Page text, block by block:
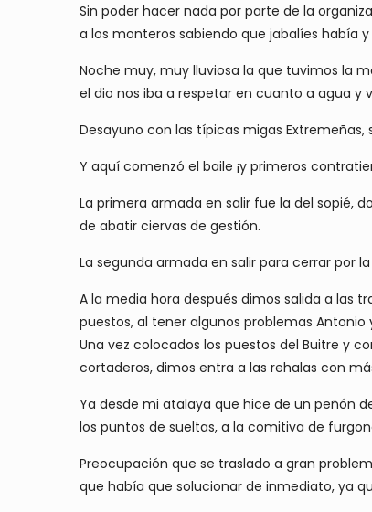
Sin poder hacer nada por parte de la
a los monteros sabiendo que jabalíes había
Noche muy, muy lluviosa la que tuvimos la
el dio nos iba a respetar en cuanto a agua
Desayuno con las típicas migas
Y aquí comenzó el baile ¡y primeros
La primera armada en salir fue la del sopié,
de abatir ciervas de gestión.
La segunda armada en salir para cerrar por
A la media hora después dimos salida a las
puestos, al tener algunos problemas
Una vez colocados los puestos del Buitre y
cortaderos, dimos entra a las rehalas con
Ya desde mi atalaya que hice de un peñón
los puntos de sueltas, a la comitiva de
Preocupación que se traslado a gran
que había que solucionar de inmediato, ya